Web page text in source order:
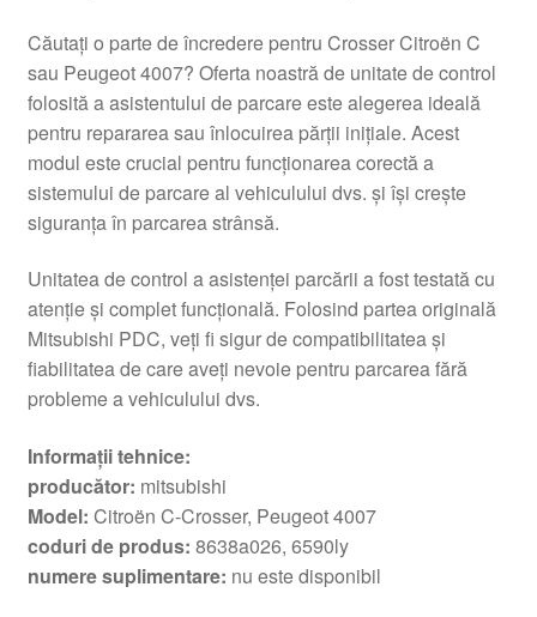
Căutați o parte de încredere pentru Crosser Citroën C
sau Peugeot 4007? Oferta noastră de unitate de control
folosită a asistentului de parcare este alegerea ideală
pentru repararea sau înlocuirea părții inițiale. Acest
modul este crucial pentru funcționarea corectă a
sistemului de parcare al vehiculului dvs. și își crește
siguranța în parcarea strânsă.
Unitatea de control a asistenței parcării a fost testată cu
atenție și complet funcțională. Folosind partea originală
Mitsubishi PDC, veți fi sigur de compatibilitatea și
fiabilitatea de care aveți nevoie pentru parcarea fără
probleme a vehiculului dvs.
Informații tehnice:
producător: mitsubishi
Model: Citroën C-Crosser, Peugeot 4007
coduri de produs: 8638a026, 6590ly
numere suplimentare: nu este disponibil